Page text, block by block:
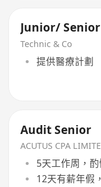
Junior/
Technic & Co
提供醫療計劃
Audit Senior
ACUTUS CPA
5天工作周，
12天有薪年假